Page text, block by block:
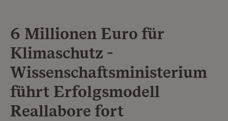
6 Millionen Euro für
Klimaschutz -
Wissenschaftsministerium
führt Erfolgsmodell
Reallabore fort